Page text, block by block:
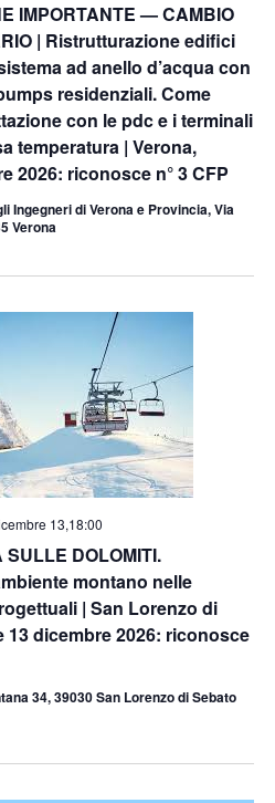
IMPORTANTE — CAMBIO
| Ristrutturazione edifici
ad anello d’acqua con
residenziali. Come
con le pdc e i terminali
temperatura | Verona,
2026: riconosce n° 3 CFP
Ingegneri di Verona e Provincia, Via
Verona
DOLOMITI.
montano nelle
| San Lorenzo di
13 dicembre 2026: riconosce
13,18:00
34, 39030 San Lorenzo di Sebato